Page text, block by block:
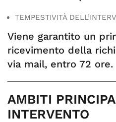
TEMPESTIVITÀ
Viene garantito un
ricevimento della
via mail, entro 72 ore.
AMBITI
INTERVENTO